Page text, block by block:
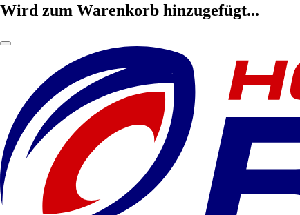
Wird zum Warenkorb hinzugefügt...